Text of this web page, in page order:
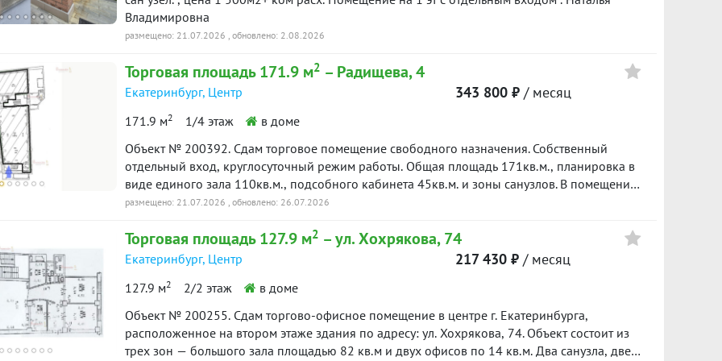
Долгосрочный договор аренды. Без комиссии для арендатора. Звоните или пишите.
Отвечу на вопросы, предоставлю планировку и организую показ объекта.
Владимировна
размещено: 21.07.2026 , обновлено: 2.08.2026
Торговая площадь 171.9 м2 – Радищева, 4
Екатеринбург, Центр
171.9 м2 1/4 этаж в доме
343 800 ₽ / месяц
Объект № 200392. Сдам торговое помещение свободного назначения. Собственный
отдельный вход, круглосуточный режим работы. Общая площадь 171кв.м., планировка в
виде единого зала 110кв.м., подсобного кабинета 45кв.м. и зоны санузлов. В помещении
установлен кондиционер, система приточно вытяжной вентиляции, светодиодное
проходит большой пешеходный трафик, а рядом остановки общественного транспорта и
пешеходный переход. Погрузочно-разгрузочные работы осуществляются с пешеходного
Рядом расположены магазины одежды, обуви, бар, музыкальный магазин и пр. В
стоимость включен НДС, отдельно оплачивается расходы по коммунальным и
эксплуатационным затратам.
размещено: 21.07.2026 , обновлено: 26.07.2026
Торговая площадь 127.9 м2 – ул. Хохрякова, 74
Екатеринбург, Центр
127.9 м2 2/2 этаж в доме
217 430 ₽ / месяц
Объект № 200255. Сдам торгово-офисное помещение в центре г. Екатеринбурга,
расположенное на втором этаже здания по адресу: ул. Хохрякова, 74. Объект состоит из
трех зон — большого зала площадью 82 кв.м и двух офисов по 14 кв.м. Два санузла, две